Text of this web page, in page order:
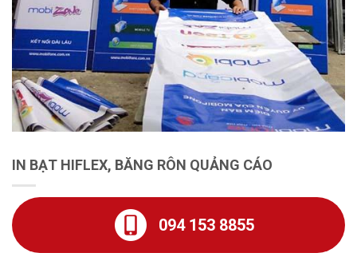
IN BẠT HIFLEX, BĂNG RÔN QUẢNG CÁO
094 153 8855